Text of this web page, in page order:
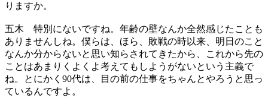
りますか。
五木 特別にないですね。年齢の壁なんか全然感じたことも
ありませんしね。僕らは、ほら、敗戦の時以来、明日のこと
なんか分からないと思い知らされてきたから、これから先の
ことはあまりくよくよ考えてもしようがないという主義で
ね。とにかく90代は、目の前の仕事をちゃんとやろうと思っ
ているんですよ。